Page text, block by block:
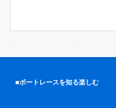
■ボートレースを知る楽しむ